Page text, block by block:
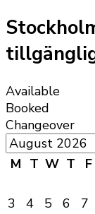
Available
Booked
Changeover
M T W T F
3
4 5 6 7